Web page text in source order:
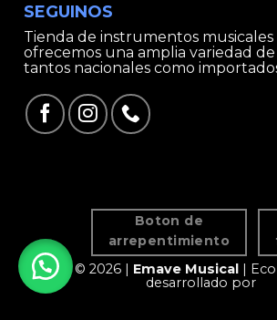
SEGUINOS
Tienda de instrumentos
ofrecemos una amplia variedad
tantos nacionales como
Boton de
arrepentimiento
© 2026 | Emave Musical
|
desarrollado por